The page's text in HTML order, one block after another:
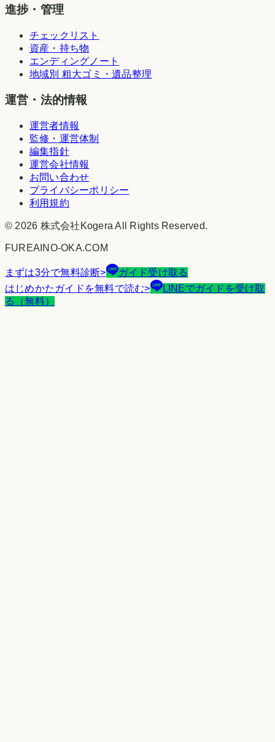
進捗・管理
チェックリスト
資産・持ち物
エンディングノート
地域別 粗大ゴミ・遺品整理
運営・法的情報
運営者情報
監修・運営体制
編集指針
運営会社情報
お問い合わせ
プライバシーポリシー
利用規約
© 2026 株式会社Kogera All Rights Reserved.
FUREAINO-OKA.COM
まずは3分で無料診断>
ガイド受け取る
はじめかたガイドを無料で読む>
LINEでガイドを受け取
る（無料）